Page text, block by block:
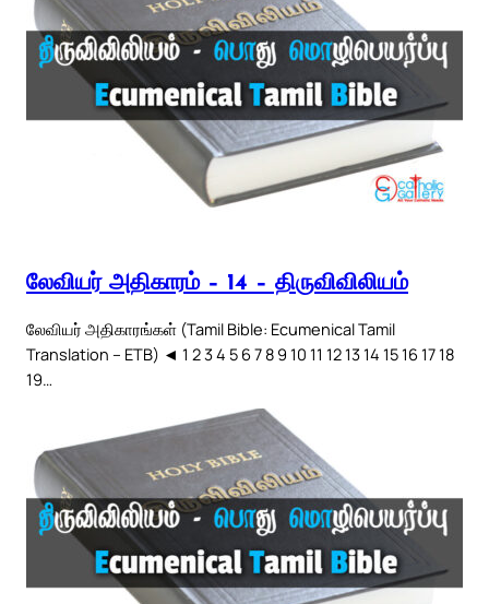
லேவியர் அதிகாரம் – 14 – திருவிவிலியம்
லேவியர் அதிகாரங்கள் (Tamil Bible: Ecumenical Tamil
Translation – ETB) ◄ 1 2 3 4 5 6 7 8 9 10 11 12 13 14 15 16 17 18
19…